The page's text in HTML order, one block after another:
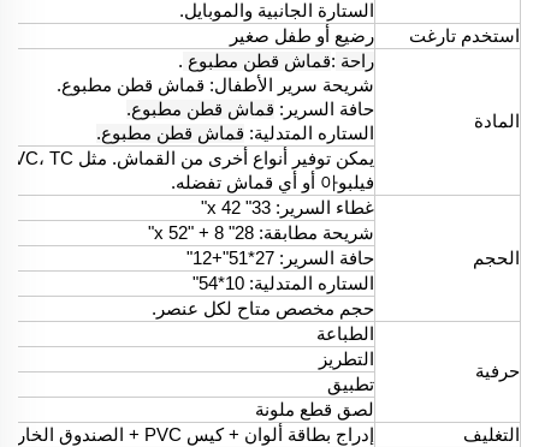
الستارة الجانبية والموبايل.
استخدم تارغت
رضيع أو طفل صغير
المادة
راحة :قماش قطن مطبوع .
شريحة سرير الأطفال: قماش قطن مطبوع.
حافة السرير: قماش قطن مطبوع.
الستاره المتدلية: قماش قطن مطبوع.
يمكن توفير أنواع أخرى من القماش. مثل CVC، TC، مايكروفايبر،
فيلبو아 أو أي قماش تفضله.
الحجم
غطاء السرير: 33" x 42"
شريحة مطابقة: 28" x 52" + 8"
حافة السرير: 27*51"+12"
الستاره المتدلية: 10*54"
حجم مخصص متاح لكل عنصر.
حرفية
الطباعة
التطريز
تطبيق
لصق قطع ملونة
التغليف
إدراج بطاقة ألوان + كيس PVC + الصندوق الخارجي.